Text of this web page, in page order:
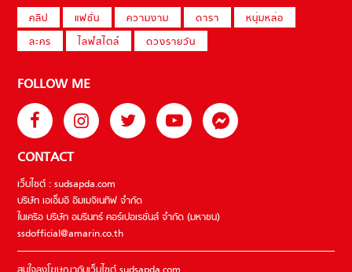
คลิป แฟชั่น ความงาม ดารา
หนุ่มหล่อ
ละคร
ไลฟ์สไตล์ ดวงรายวัน
FOLLOW ME
CONTACT
เว็บไซต์ : sudsapda.com
บริษัท เอเอ็มอี อิมเมจิเนทีฟ จำกัด
ในเครือ บริษัท อมรินทร์ คอร์เปอเรชั่นส์ จำกัด (มหาชน)
ssdofficial@amarin.co.th